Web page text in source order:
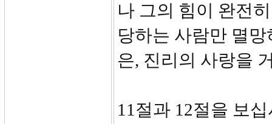
나 그의 힘이 완전
당하는 사람만 멸
은, 진리의 사랑을
11절과 12절을 보